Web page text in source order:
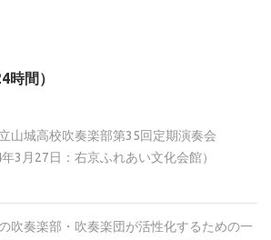
時間）
山城高校吹奏楽部第35回定期演奏会
年3月27日：右京ふれあい文化会館）
の吹奏楽部・吹奏楽団が活性化するための一